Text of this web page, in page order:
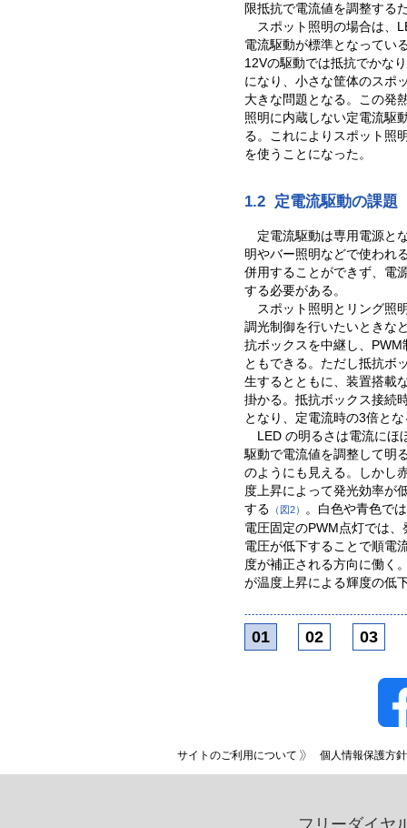
限抵抗で電流値を調整する
スポット照明の場合は、
電流駆動が標準となってい
12Vの駆動では抵抗でかな
になり、小さな筐体のスポ
大きな問題となる。この発
照明に内蔵しない定電流駆
る。これによりスポット照
を使うことになった。
1.2 定電流駆動の課題
定電流駆動は専用電源と
明やバー照明などで使われ
併用することができず、電
する必要がある。
スポット照明とリング照
調光制御を行いたいときな
抗ボックスを中継し、
ともできる。ただし抵抗ボ
生するとともに、装置搭載
掛かる。抵抗ボックス接続
となり、定電流時の3倍と
LED の明るさは電流にほ
駆動で電流値を調整して明
のようにも見える。しかし
度上昇によって発光効率が
する （図2）
。白色や青色で
電圧固定のPWM点灯では
電圧が低下することで順電
度が補正される方向に働く
が温度上昇による輝度の低
01 02 03
サイトのご利用について 個人情報保護方針
フリーダイヤ